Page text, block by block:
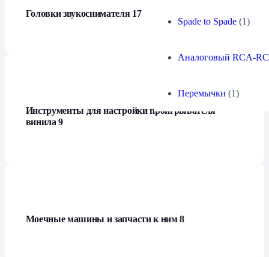
Spade to Spade (1)
Аналоговый RCA-
Перемычки (1)
Головки звукоснимателя 17
Инструменты для настройки проигрывателя
винила9
Моечные машины и запчасти к ним8